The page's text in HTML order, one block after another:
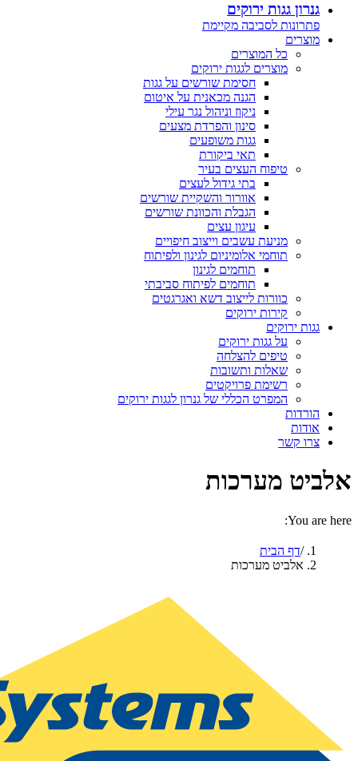
גנרון גגות ירוקים
פתרונות לסביבה מקיימת
מוצרים
כל המוצרים
מוצרים לגגות ירוקים
חסימת שורשים על גגות
הגנה מכאנית על איטום
ניקוז וניהול נגר עילי
סינון והפרדת מצעים
גגות משופעים
תאי ביקורת
טיפוח העצים בעיר
בתי גידול לעצים
אוורור והשקיית שורשים
הגבלת והכוונת שורשים
עיגון עצים
מניעת עשבים וייצוב חיפויים
תוחמי אלומיניום לגינון ולפיתוח
תוחמים לגינון
תוחמים לפיתוח סביבתי
כוורות לייצוב דשא ואגרגטים
קירות ירוקים
גגות ירוקים
על גגות ירוקים
טיפים להצלחה
שאלות ותשובות
רשימת פרויקטים
המפרט הכללי של גנרון לגגות ירוקים
הורדות
אודות
צרו קשר
אלביט מערכות
You are here:
דף הבית
אלביט מערכות